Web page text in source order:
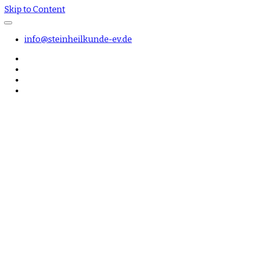
Skip to Content
info@steinheilkunde-ev.de